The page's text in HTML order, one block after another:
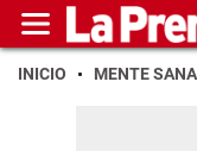
INICIO MENTE SANA